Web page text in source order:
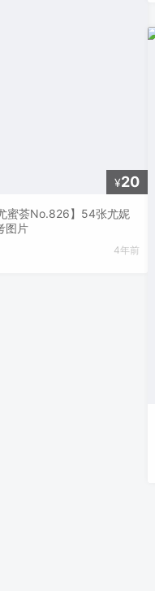
¥20
蜜荟No.826】54张尤妮
图片
4年前